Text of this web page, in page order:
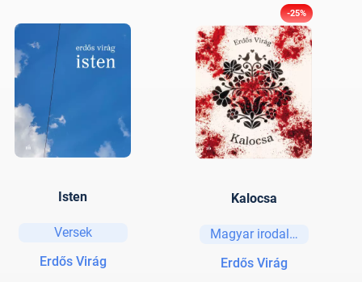
Isten
Versek
Erdős Virág
-25%
Kalocsa
Magyar irodalom
Erdős Virág